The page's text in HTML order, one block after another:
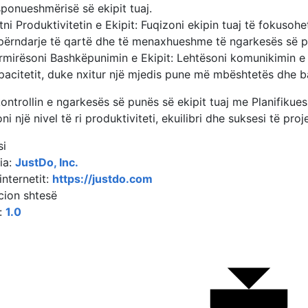
së ekipit tuaj.
Produktivitetin e Ekipit: Fuqizoni ekipin tuaj të
të qartë dhe të menaxhueshme të ngarkesës së
Bashkëpunimin e Ekipit: Lehtësoni komunikimin
duke nxitur një mjedis pune më mbështetës dhe
e ngarkesës së punës së ekipit tuaj me
një nivel të ri produktiviteti, ekuilibri dhe suksesi të
JustDo, Inc.
https://justdo.com
shtesë
1.0